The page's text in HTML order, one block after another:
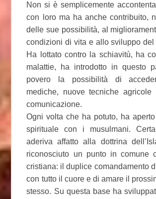
Non si è semplicemente
con loro ma ha anche contribuito,
delle sue possibilità, al
condizioni di vita e allo sviluppo del
Ha lottato contro la schiavitù, ha
malattie, ha introdotto in questo
povero la possibilità di
mediche, nuove tecniche
comunicazione.
Ogni volta che ha potuto, ha
spirituale con i musulmani.
aderiva affatto alla dottrina
riconosciuto un punto in comune
cristiana: il duplice comandamento
con tutto il cuore e di amare il
stesso. Su questa base ha